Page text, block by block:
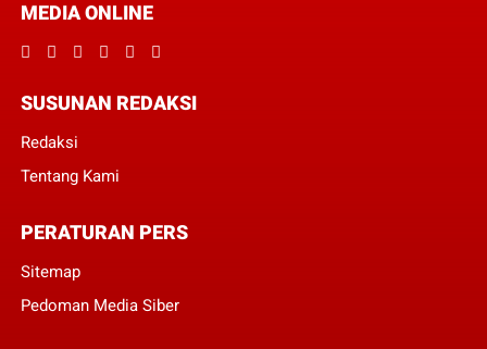
MEDIA ONLINE
SUSUNAN REDAKSI
Redaksi
Tentang Kami
PERATURAN PERS
Sitemap
Pedoman Media Siber